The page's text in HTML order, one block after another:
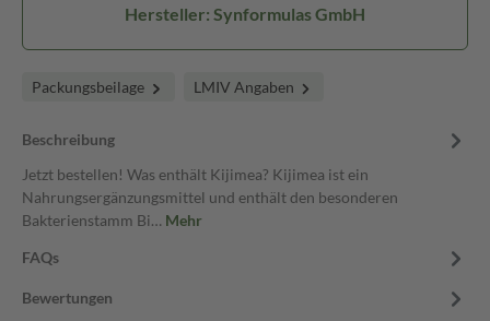
Hersteller: Synformulas GmbH
Packungsbeilage LMIV Angaben
Beschreibung
Jetzt bestellen! Was enthält Kijimea? Kijimea ist ein
Nahrungsergänzungsmittel und enthält den besonderen
Bakterienstamm Bi… Mehr
FAQs
Bewertungen